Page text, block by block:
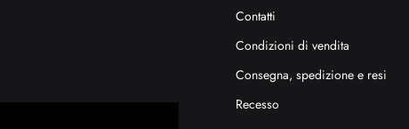
Contatti
Condizioni di vendita
Consegna, spedizione e resi
Recesso